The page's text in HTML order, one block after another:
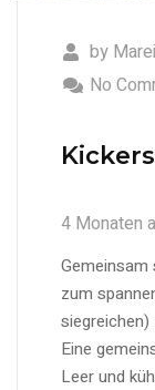
by
No
4 Monaten
Gemeinsam
zum
siegreichen)
Eine
Leer und